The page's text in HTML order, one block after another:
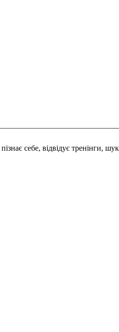
себе, відвідує тренінги,